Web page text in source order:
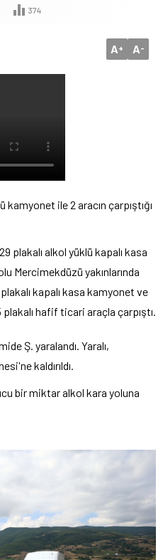
374
A+ A-
ile 2 aracın çarpıştığı
plakalı alkol yüklü kapalı kasa
Mercimekdüzü yakınlarında
kapalı kasa kamyonet ve
hafif ticari araçla çarpıştı.
Ş. yaralandı. Yaralı,
kaldırıldı.
bir miktar alkol kara yoluna